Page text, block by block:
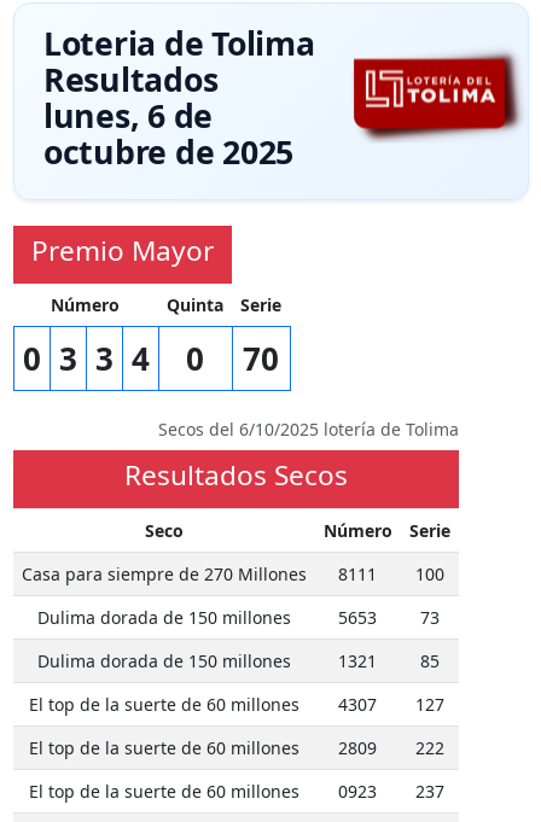
Loteria de Tolima
Resultados
lunes, 6 de
octubre de 2025
Premio Mayor
Número Quinta Serie
0 3 3 4 0 70
Secos del 6/10/2025 lotería de Tolima
Resultados Secos
Seco Número
Serie
Casa para siempre de 270 Millones
8111
100
Dulima dorada de 150 millones
5653
73
Dulima dorada de 150 millones
1321
85
El top de la suerte de 60 millones
4307
127
El top de la suerte de 60 millones
2809
222
El top de la suerte de 60 millones
0923
237